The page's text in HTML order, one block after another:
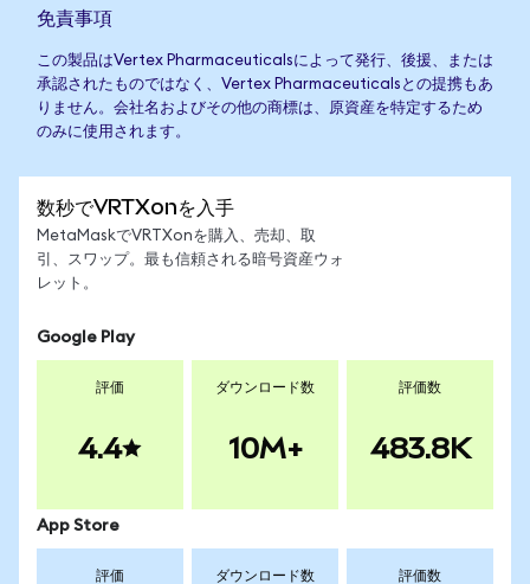
免責事項
この製品はVertex Pharmaceuticalsによって発行、後援、または
承認されたものではなく、Vertex Pharmaceuticalsとの提携もあ
りません。会社名およびその他の商標は、原資産を特定するため
のみに使用されます。
数秒でVRTXonを入手
MetaMaskでVRTXonを購入、売却、取
引、スワップ。最も信頼される暗号資産ウォ
レット。
Google Play
評価
4.4
ダウンロード数
10M+
評価数
483.8K
App Store
評価 ダウンロード数 評価数